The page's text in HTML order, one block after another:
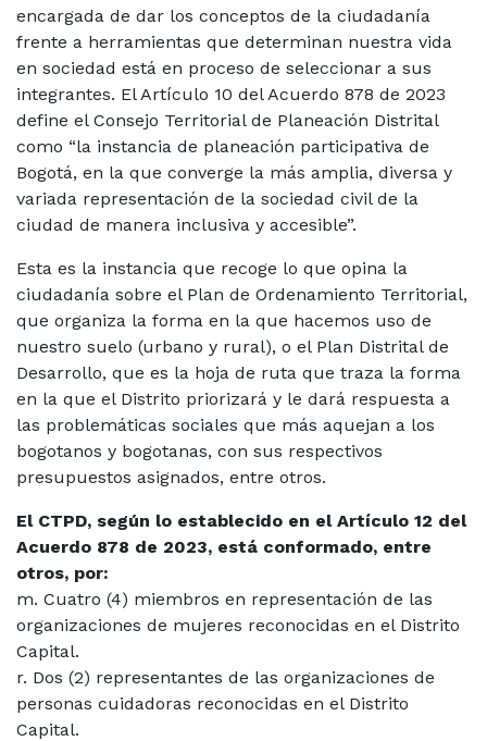
encargada de dar los conceptos de la ciudadanía
frente a herramientas que determinan nuestra vida
en sociedad está en proceso de seleccionar a sus
integrantes. El Artículo 10 del Acuerdo 878 de 2023
define el Consejo Territorial de Planeación Distrital
como “la instancia de planeación participativa de
Bogotá, en la que converge la más amplia, diversa y
variada representación de la sociedad civil de la
ciudad de manera inclusiva y accesible”.
Esta es la instancia que recoge lo que opina la
ciudadanía sobre el Plan de Ordenamiento Territorial,
que organiza la forma en la que hacemos uso de
nuestro suelo (urbano y rural), o el Plan Distrital de
Desarrollo, que es la hoja de ruta que traza la forma
en la que el Distrito priorizará y le dará respuesta a
las problemáticas sociales que más aquejan a los
bogotanos y bogotanas, con sus respectivos
presupuestos asignados, entre otros.
El CTPD, según lo establecido en el Artículo 12 del
Acuerdo 878 de 2023, está conformado, entre
otros, por:
m. Cuatro (4) miembros en representación de las
organizaciones de mujeres reconocidas en el Distrito
Capital.
r. Dos (2) representantes de las organizaciones de
personas cuidadoras reconocidas en el Distrito
Capital.